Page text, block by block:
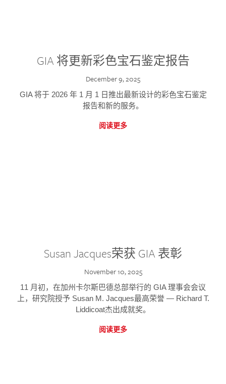
GIA 将更新彩色宝石鉴定报告
December 9, 2025
GIA 将于 2026 年 1 月 1 日推出最新设计的彩色宝石鉴定
报告和新的服务。
阅读更多
Susan Jacques荣获 GIA 表彰
November 10, 2025
11 月初，在加州卡尔斯巴德总部举行的 GIA 理事会会议
上，研究院授予 Susan M. Jacques最高荣誉 — Richard T.
Liddicoat杰出成就奖。
阅读更多